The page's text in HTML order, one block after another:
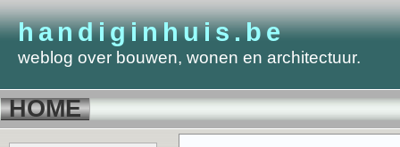
handiginhuis.be
weblog over bouwen, wonen en architectuur.
HOME